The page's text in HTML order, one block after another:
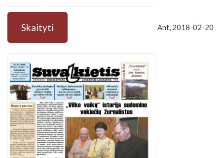
Skaityti Ant, 2018-02-20